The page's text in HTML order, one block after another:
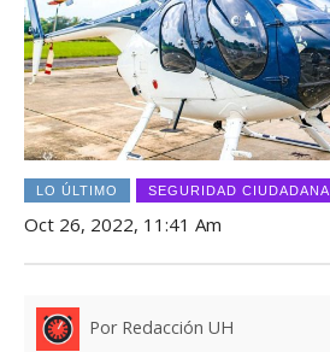
LO ÚLTIMO SEGURIDAD CIUDADANA
Oct 26, 2022, 11:41 Am
Por Redacción UH